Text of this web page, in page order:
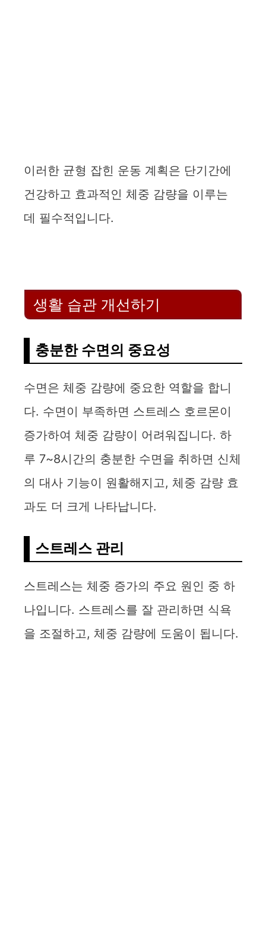
이러한 균형 잡힌 운동 계획은 단기간에
건강하고 효과적인 체중 감량을 이루는
데 필수적입니다.
생활 습관 개선하기
충분한 수면의 중요성
수면은 체중 감량에 중요한 역할을 합니
다. 수면이 부족하면 스트레스 호르몬이
증가하여 체중 감량이 어려워집니다. 하
루 7~8시간의 충분한 수면을 취하면 신체
의 대사 기능이 원활해지고, 체중 감량 효
과도 더 크게 나타납니다.
스트레스 관리
스트레스는 체중 증가의 주요 원인 중 하
나입니다. 스트레스를 잘 관리하면 식욕
을 조절하고, 체중 감량에 도움이 됩니다.